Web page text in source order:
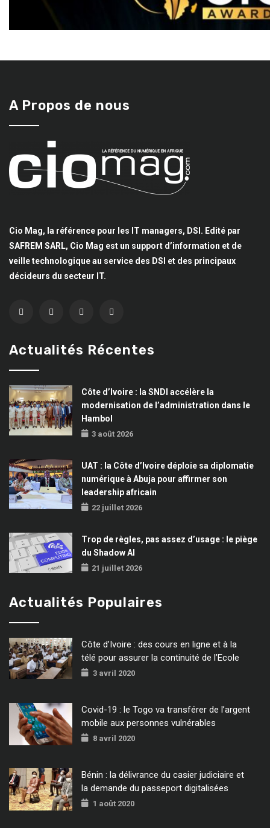
A Propos de nous
Cio Mag, la référence pour les IT managers, DSI. Edité par
SAFREM SARL, Cio Mag est un support d’information et de
veille technologique au service des DSI et des principaux
décideurs du secteur IT.
Actualités Récentes
Côte d’Ivoire : la SNDI accélère la
modernisation de l’administration dans le
Hambol
3 août 2026
UAT : la Côte d’Ivoire déploie sa diplomatie
numérique à Abuja pour affirmer son
leadership africain
22 juillet 2026
Trop de règles, pas assez d’usage : le piège
du Shadow AI
21 juillet 2026
Actualités Populaires
Côte d’Ivoire : des cours en ligne et à la
télé pour assurer la continuité de l’Ecole
3 avril 2020
Covid-19 : le Togo va transférer de l’argent
mobile aux personnes vulnérables
8 avril 2020
Bénin : la délivrance du casier judiciaire et
la demande du passeport digitalisées
1 août 2020